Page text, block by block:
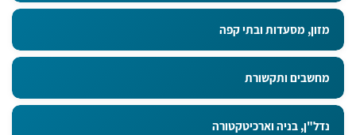
מזון, מסעדות ובתי קפה
מחשבים ותקשורת
נדל"ן, בניה וארכיטקטורה